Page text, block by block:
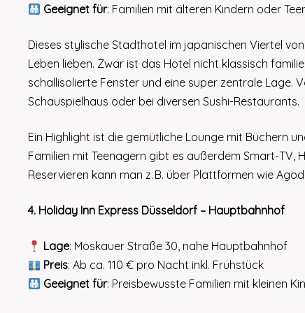
Geeignet für: Familien mit älteren Kindern oder
Dieses stylische Stadthotel im japanischen Viertel
Leben lieben. Zwar ist das Hotel nicht klassisch
schallisolierte Fenster und eine super zentrale Lage.
Schauspielhaus oder bei diversen Sushi-Restaurants.
Ein Highlight ist die gemütliche Lounge mit Büchern
Familien mit Teenagern gibt es außerdem Smart-TV,
Reservieren kann man z. B. über Plattformen wie
4. Holiday Inn Express Düsseldorf – Hauptbahnhof
Lage: Moskauer Straße 30, nahe Hauptbahnhof
Preis: Ab ca. 110 € pro Nacht inkl. Frühstück
Geeignet für: Preisbewusste Familien mit kleinen